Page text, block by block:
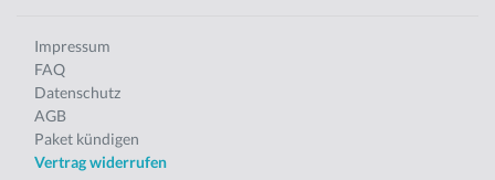
Impressum
FAQ
Datenschutz
AGB
Paket kündigen
Vertrag widerrufen